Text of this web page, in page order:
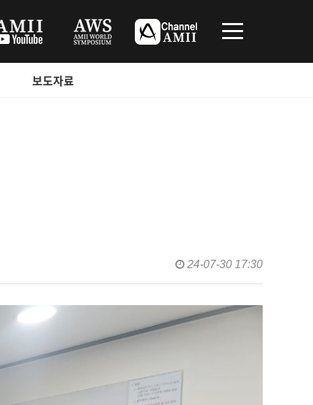
보도자료
24-07-30 17:30